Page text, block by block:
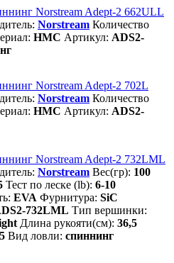
Norstream Adept-2 662ULL
Norstream Количество
HMC Артикул: ADS2-
Norstream Adept-2 702L
Norstream Количество
HMC Артикул: ADS2-
Norstream Adept-2 732LML
Norstream Вес(гр): 100
Тест по леске (lb): 6-10
EVA Фурнитура: SiC
732LML Тип вершинки:
Длина рукояти(см): 36,5
Вид ловли: спиннинг